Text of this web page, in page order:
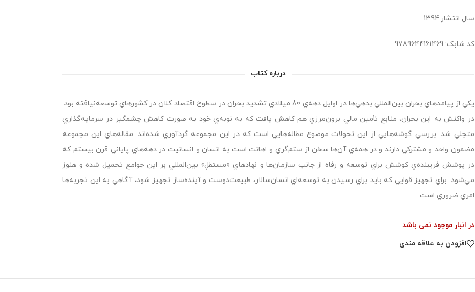
سال انتشار:1394
کد شابک: 9789644161469
درباره کتاب
يكي از پيامدهاي بحران بين‌المللي بدهي‌ها در اوايل دهه‌ي 80 ميلادي تشديد بحران در سطوح اقتصاد كلان در كشورهاي توسعه‌نيافته بود.
در واكنش به اين بحران، منابع تأمين مالي برون‌مرزي هم كاهش يافت كه به نوبه‌ي خود به صورت كاهش چشمگير در سرمايه‌گذاري
متجلي شد. بررسي گوشه‌هايي از اين تحولات موضوع مقاله‌هايي است كه در اين مجموعه گردآوري شده‌اند. مقاله‌هاي اين مجموعه
مضمون واحد و مشتركي دارند و در همه‌ي آن‌ها سخن از ستم‌گري و اهانت است به انسان و انسانيت در دهه‌هاي پاياني قرن بيستم كه
در پوشش فريبنده‌ي كوشش براي توسعه و رفاه از جانب سازمان‌ها و نهادهاي «مستقلِ» بين‌المللي بر اين جوامع تحميل شده و هنوز
مي‌شود. براي تجهيز قوايي كه بايد براي رسيدن به توسعه‌اي انسان‌سالار، طبيعت‌دوست و آينده‌ساز تجهيز شود، آگاهي به اين تجربه‌ها
امري ضروري است.
در انبار موجود نمی باشد
افزودن به علاقه مندی